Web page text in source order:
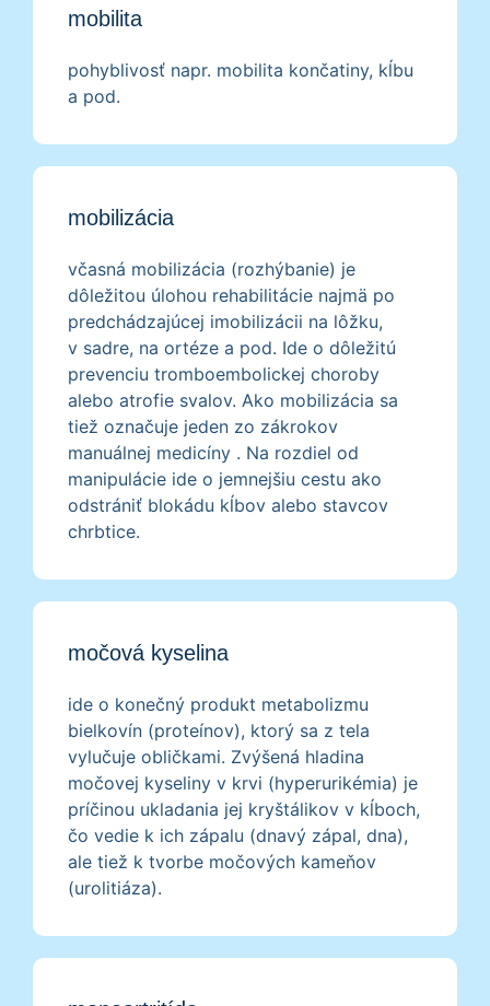
mobilita
pohyblivosť napr. mobilita končatiny, kĺbu
a pod.
mobilizácia
včasná mobilizácia (rozhýbanie) je
dôležitou úlohou rehabilitácie najmä po
predchádzajúcej imobilizácii na lôžku,
v sadre, na ortéze a pod. Ide o dôležitú
prevenciu tromboembolickej choroby
alebo atrofie svalov. Ako mobilizácia sa
tiež označuje jeden zo zákrokov
manuálnej medicíny . Na rozdiel od
manipulácie ide o jemnejšiu cestu ako
odstrániť blokádu kĺbov alebo stavcov
chrbtice.
močová kyselina
ide o konečný produkt metabolizmu
bielkovín (proteínov), ktorý sa z tela
vylučuje obličkami. Zvýšená hladina
močovej kyseliny v krvi (hyperurikémia) je
príčinou ukladania jej kryštálikov v kĺboch,
čo vedie k ich zápalu (dnavý zápal, dna),
ale tiež k tvorbe močových kameňov
(urolitiáza).